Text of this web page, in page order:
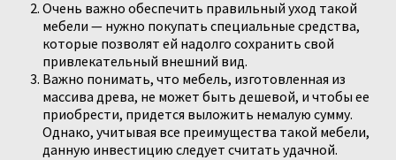
Очень важно обеспечить правильный уход такой
мебели — нужно покупать специальные средства,
которые позволят ей надолго сохранить свой
привлекательный внешний вид.
Важно понимать, что мебель, изготовленная из
массива древа, не может быть дешевой, и чтобы ее
приобрести, придется выложить немалую сумму.
Однако, учитывая все преимущества такой мебели,
данную инвестицию следует считать удачной.